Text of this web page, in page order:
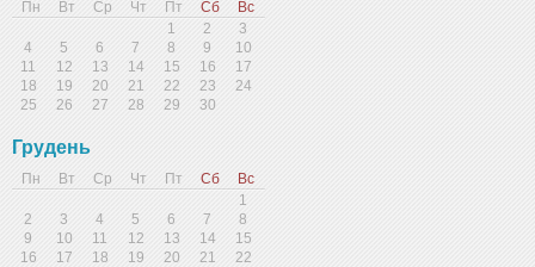
Пн Вт Ср Чт Пт Сб
Вс
1
2
3
4
5 6 7 8 9
10
11
12 13 14 15 16
17
18
19 20 21 22 23
24
25
26 27 28 29 30
Грудень
Пн Вт Ср Чт Пт Сб
Вс
1
2
3 4 5 6 7
8
9
10 11 12 13 14
15
16
17 18 19 20 21
22